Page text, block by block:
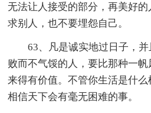
无法让人接受的部分，再美好
求别人，也不要埋怨自己。
63、凡是诚实地过日子，并
败而不气馁的人，要比那种一
来得有价值。不管你生活是什
相信天下会有毫无困难的事。